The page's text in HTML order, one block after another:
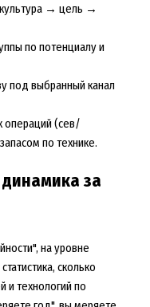
→ цель →
по потенциалу и
под выбранный канал
операций (сев/
по технике.
за
на уровне
сколько
и технологий по